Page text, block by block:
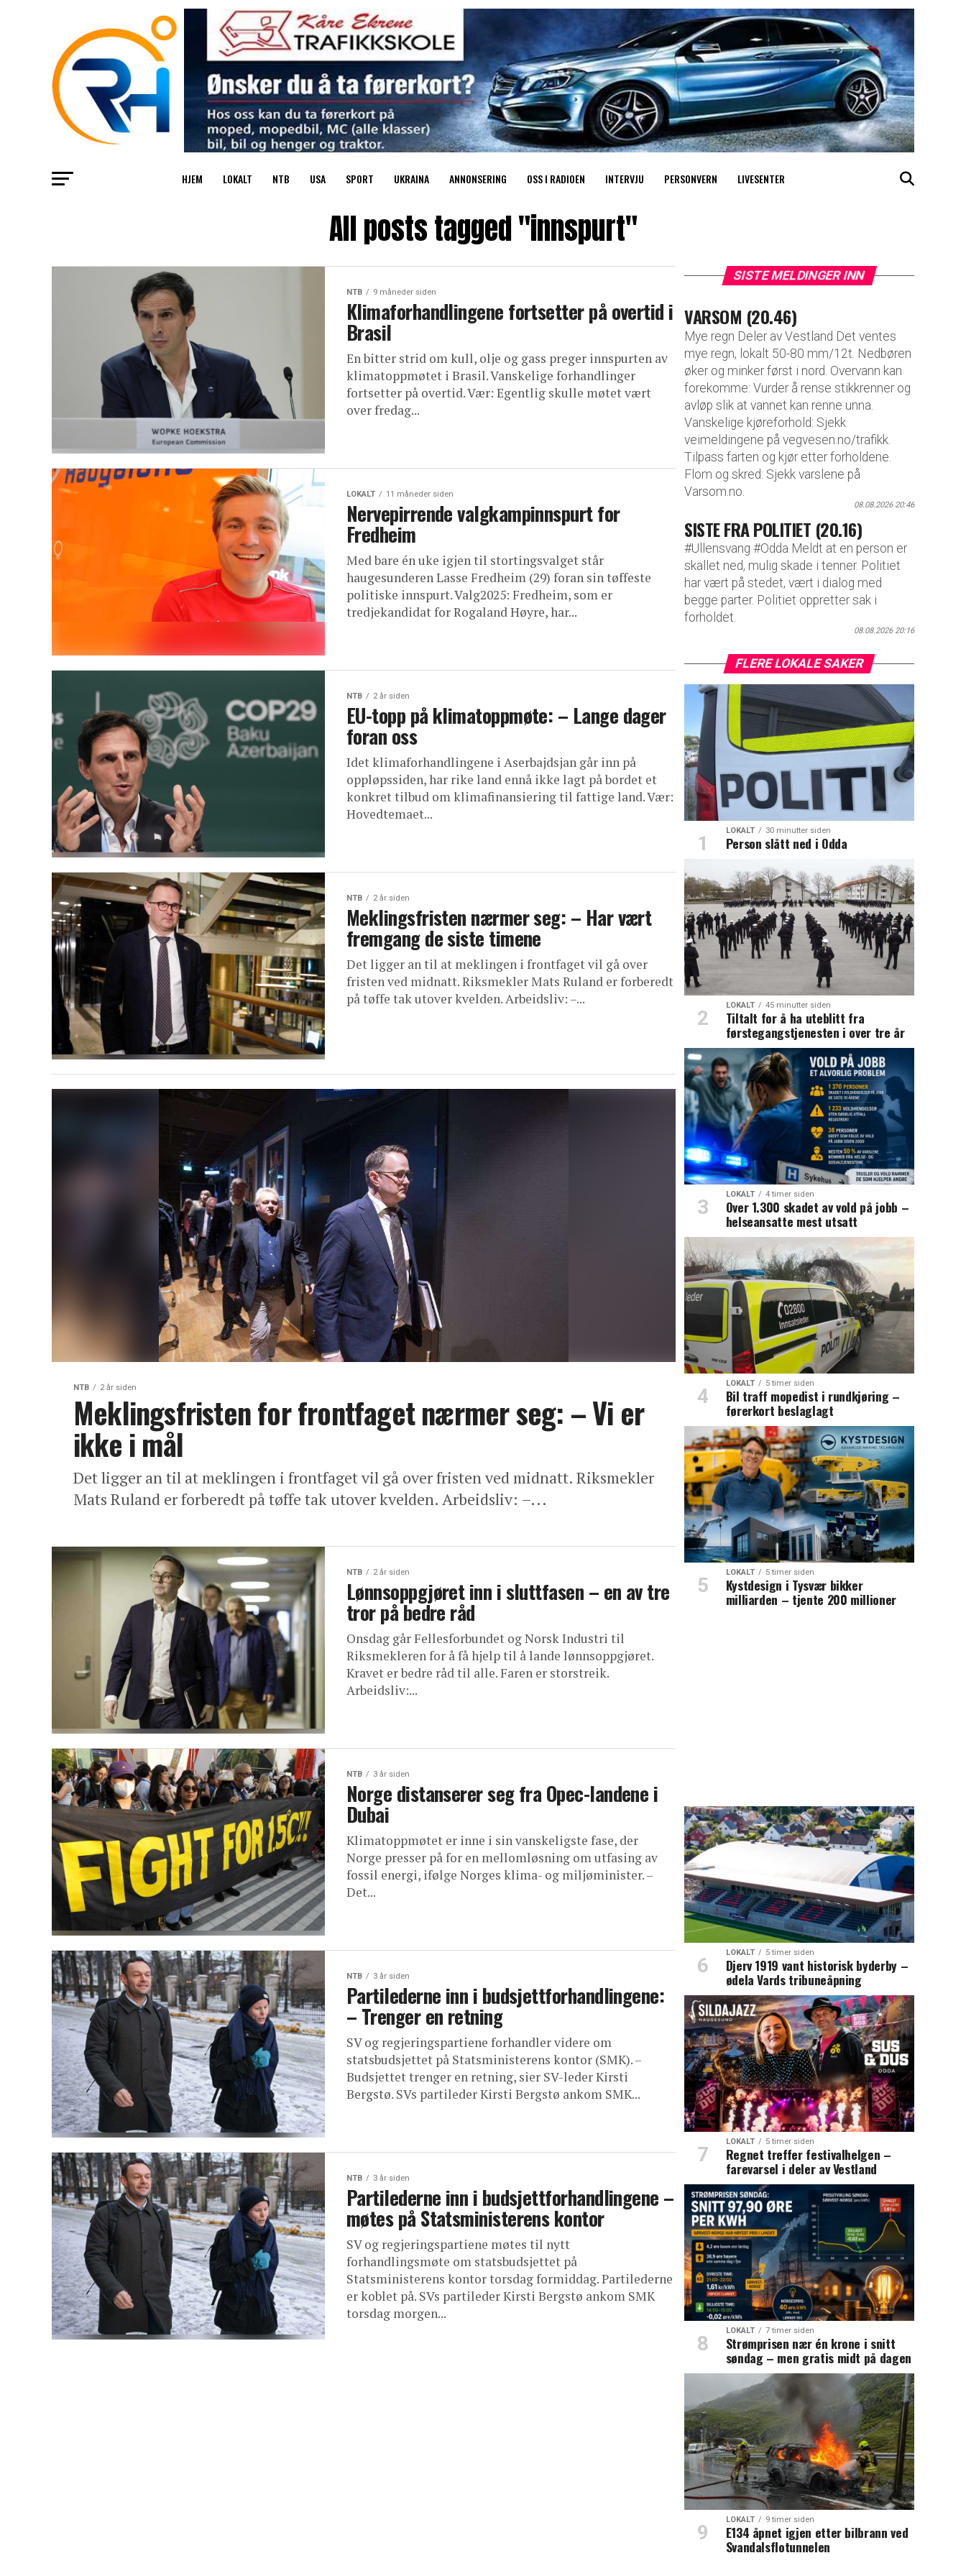
HJEM LOKALT NTB USA SPORT UKRAINA ANNONSERING OSS I RADIOEN INTERVJU PERSONVERN LIVESENTER
All posts tagged "innspurt"
NTB 9 måneder siden
Klimaforhandlingene fortsetter på overtid i
Brasil
En bitter strid om kull, olje og gass preger innspurten av
klimatoppmøtet i Brasil. Vanskelige forhandlinger
fortsetter på overtid. Vær: Egentlig skulle møtet vært
over fredag...
LOKALT 11 måneder siden
Nervepirrende valgkampinnspurt for
Fredheim
Med bare én uke igjen til stortingsvalget står
haugesunderen Lasse Fredheim (29) foran sin tøffeste
politiske innspurt. Valg2025: Fredheim, som er
tredjekandidat for Rogaland Høyre, har...
NTB 2 år siden
EU-topp på klimatoppmøte: – Lange dager
foran oss
Idet klimaforhandlingene i Aserbajdsjan går inn på
oppløpssiden, har rike land ennå ikke lagt på bordet et
konkret tilbud om klimafinansiering til fattige land. Vær:
Hovedtemaet...
NTB 2 år siden
Meklingsfristen nærmer seg: – Har vært
fremgang de siste timene
Det ligger an til at meklingen i frontfaget vil gå over
fristen ved midnatt. Riksmekler Mats Ruland er forberedt
på tøffe tak utover kvelden. Arbeidsliv: –...
NTB 2 år siden
Meklingsfristen for frontfaget nærmer seg: – Vi er
ikke i mål
Det ligger an til at meklingen i frontfaget vil gå over fristen ved midnatt. Riksmekler
Mats Ruland er forberedt på tøffe tak utover kvelden. Arbeidsliv: –...
NTB 2 år siden
Lønnsoppgjøret inn i sluttfasen – en av tre
tror på bedre råd
Onsdag går Fellesforbundet og Norsk Industri til
Riksmekleren for å få hjelp til å lande lønnsoppgjøret.
Kravet er bedre råd til alle. Faren er storstreik.
Arbeidsliv:...
NTB 3 år siden
Norge distanserer seg fra Opec-landene i
Dubai
Klimatoppmøtet er inne i sin vanskeligste fase, der
Norge presser på for en mellomløsning om utfasing av
fossil energi, ifølge Norges klima- og miljøminister. –
Det...
NTB 3 år siden
Partilederne inn i budsjettforhandlingene:
– Trenger en retning
SV og regjeringspartiene forhandler videre om
statsbudsjettet på Statsministerens kontor (SMK). –
Budsjettet trenger en retning, sier SV-leder Kirsti
Bergstø. SVs partileder Kirsti Bergstø ankom SMK...
NTB 3 år siden
Partilederne inn i budsjettforhandlingene –
møtes på Statsministerens kontor
SV og regjeringspartiene møtes til nytt
forhandlingsmøte om statsbudsjettet på
Statsministerens kontor torsdag formiddag. Partilederne
er koblet på. SVs partileder Kirsti Bergstø ankom SMK
torsdag morgen...
SISTE MELDINGER INN
VARSOM (20.46)
Mye regn Deler av Vestland Det ventes
mye regn, lokalt 50-80 mm/12t. Nedbøren
øker og minker først i nord. Overvann kan
forekomme: Vurder å rense stikkrenner og
avløp slik at vannet kan renne unna.
Vanskelige kjøreforhold: Sjekk
veimeldingene på vegvesen.no/trafikk.
Tilpass farten og kjør etter forholdene.
Flom og skred: Sjekk varslene på
Varsom.no.
08.08.2026 20:46
SISTE FRA POLITIET (20.16)
#Ullensvang #Odda Meldt at en person er
skallet ned, mulig skade i tenner. Politiet
har vært på stedet, vært i dialog med
begge parter. Politiet oppretter sak i
forholdet.
08.08.2026 20:16
FLERE LOKALE SAKER
LOKALT 30 minutter siden
Person slått ned i Odda
LOKALT 45 minutter siden
Tiltalt for å ha uteblitt fra
førstegangstjenesten i over tre år
LOKALT 4 timer siden
Over 1.300 skadet av vold på jobb –
helseansatte mest utsatt
LOKALT 5 timer siden
Bil traff mopedist i rundkjøring –
førerkort beslaglagt
LOKALT 5 timer siden
Kystdesign i Tysvær bikker
milliarden – tjente 200 millioner
LOKALT 5 timer siden
Djerv 1919 vant historisk byderby –
ødela Vards tribuneåpning
LOKALT 5 timer siden
Regnet treffer festivalhelgen –
farevarsel i deler av Vestland
LOKALT 7 timer siden
Strømprisen nær én krone i snitt
søndag – men gratis midt på dagen
LOKALT 9 timer siden
E134 åpnet igjen etter bilbrann ved
Svandalsflotunnelen